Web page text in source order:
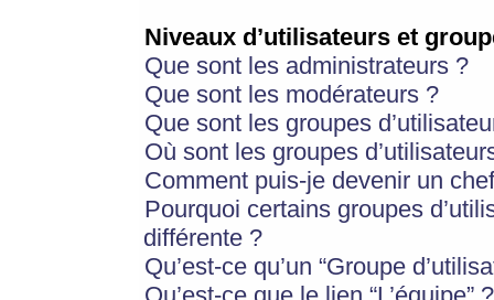
Niveaux d’utilisateurs et
Que sont les administrateurs ?
Que sont les modérateurs ?
Que sont les groupes
Où sont les groupes
Comment puis-je devenir un
Pourquoi certains groupes
différente ?
Qu’est-ce qu’un “Groupe